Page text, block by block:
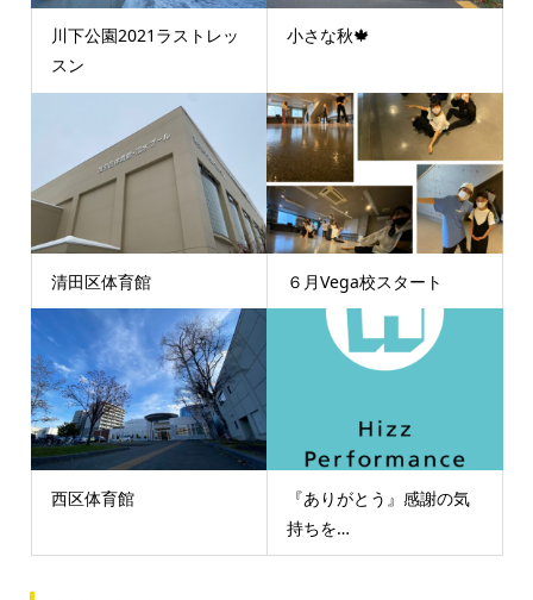
川下公園2021ラストレッ
スン
小さな秋🍁
清田区体育館 ６月Vega校スタート
西区体育館
『ありがとう』感謝の気
持ちを…